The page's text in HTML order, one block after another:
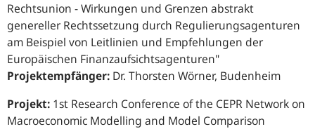
Rechtsunion - Wirkungen und Grenzen abstrakt
genereller Rechtssetzung durch Regulierungsagenturen
am Beispiel von Leitlinien und Empfehlungen der
Europäischen Finanzaufsichtsagenturen"
Projektempfänger: Dr. Thorsten Wörner, Budenheim
Projekt: 1st Research Conference of the CEPR Network on
Macroeconomic Modelling and Model Comparison